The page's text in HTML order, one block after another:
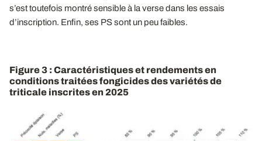
s’est toutefois montré sensible à la verse dans les essais
d’inscription. Enfin, ses PS sont un peu faibles.
Figure 3 : Caractéristiques et rendements en
conditions traitées fongicides des variétés de
triticale inscrites en 2025